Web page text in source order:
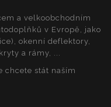
a velkoobchodním
v Evropě, jako
okenní deflektory,
a rámy, ...
chcete stát naším